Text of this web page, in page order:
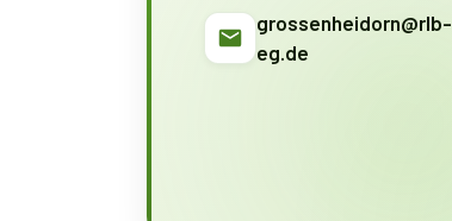
grossenheidorn@rlb-
eg.de